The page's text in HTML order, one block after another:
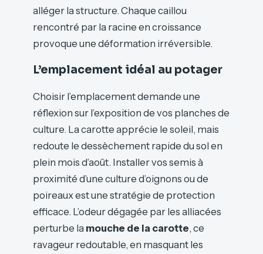
alléger la structure. Chaque caillou
rencontré par la racine en croissance
provoque une déformation irréversible.
L’emplacement idéal au potager
Choisir l’emplacement demande une
réflexion sur l’exposition de vos planches de
culture. La carotte apprécie le soleil, mais
redoute le dessèchement rapide du sol en
plein mois d’août. Installer vos semis à
proximité d’une culture d’oignons ou de
poireaux est une stratégie de protection
efficace. L’odeur dégagée par les alliacées
perturbe la mouche de la carotte, ce
ravageur redoutable, en masquant les